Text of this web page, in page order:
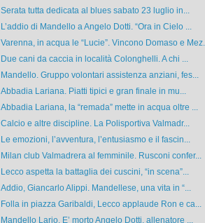
Serata tutta dedicata al blues sabato 23 luglio in...
L’addio di Mandello a Angelo Dotti. “Ora in Cielo ...
Varenna, in acqua le “Lucie”. Vincono Domaso e Mez...
Due cani da caccia in località Colonghelli. A chi ...
Mandello. Gruppo volontari assistenza anziani, fes...
Abbadia Lariana. Piatti tipici e gran finale in mu...
Abbadia Lariana, la “remada” mette in acqua oltre ...
Calcio e altre discipline. La Polisportiva Valmadr...
Le emozioni, l’avventura, l’entusiasmo e il fascin...
Milan club Valmadrera al femminile. Rusconi confer...
Lecco aspetta la battaglia dei cuscini, “in scena”...
Addio, Giancarlo Alippi. Mandellese, una vita in “...
Folla in piazza Garibaldi, Lecco applaude Ron e ca...
Mandello Lario. E’ morto Angelo Dotti, allenatore ...